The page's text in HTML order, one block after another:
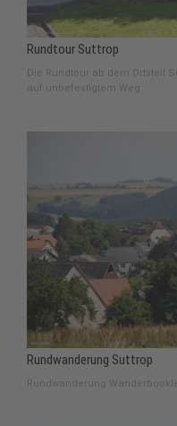
Rundtour Suttrop
Die Rundtour ab dem Ortsteil
auf unbefestigtem Weg.
Rundwanderung Suttrop
Rundwanderung